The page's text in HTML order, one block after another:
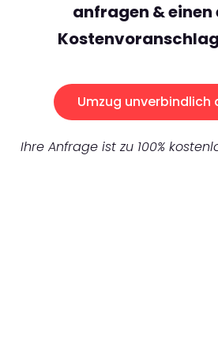
anfragen & einen
Umzug unverbindlich
Ihre Anfrage ist zu 100%